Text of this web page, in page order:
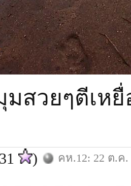
มสวยๆตีเห
) คห.12: 22 ต.ค.